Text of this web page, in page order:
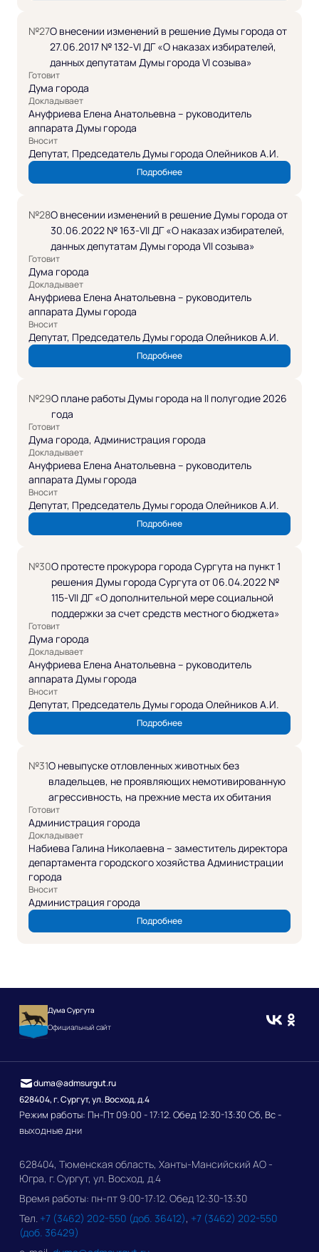
№27О внесении изменений в решение Думы города от
27.06.2017 № 132-VI ДГ «О наказах избирателей,
данных депутатам Думы города VI созыва»
Готовит
Дума города
Докладывает
Ануфриева Елена Анатольевна – руководитель
аппарата Думы города
Вносит
Депутат, Председатель Думы города Олейников А.И.
Подробнее
№28О внесении изменений в решение Думы города от
30.06.2022 № 163-VII ДГ «О наказах избирателей,
данных депутатам Думы города VII созыва»
Готовит
Дума города
Докладывает
Ануфриева Елена Анатольевна – руководитель
аппарата Думы города
Вносит
Депутат, Председатель Думы города Олейников А.И.
Подробнее
№29О плане работы Думы города на II полугодие 2026
года
Готовит
Дума города, Администрация города
Докладывает
Ануфриева Елена Анатольевна – руководитель
аппарата Думы города
Вносит
Депутат, Председатель Думы города Олейников А.И.
Подробнее
№30О протесте прокурора города Сургута на пункт 1
решения Думы города Сургута от 06.04.2022 №
115-VII ДГ «О дополнительной мере социальной
поддержки за счет средств местного бюджета»
Готовит
Дума города
Докладывает
Ануфриева Елена Анатольевна – руководитель
аппарата Думы города
Вносит
Депутат, Председатель Думы города Олейников А.И.
Подробнее
№31О невыпуске отловленных животных без
владельцев, не проявляющих немотивированную
агрессивность, на прежние места их обитания
Готовит
Администрация города
Докладывает
Набиева Галина Николаевна – заместитель директора
департамента городского хозяйства Администрации
города
Вносит
Администрация города
Подробнее
Дума Сургута
Официальный сайт
628404, г. Сургут, ул. Восход, д.4
Режим работы: Пн-Пт 09:00 - 17:12. Обед 12:30-13:30 Сб, Вс -
выходные дни
duma@admsurgut.ru
628404, Тюменская область, Ханты-Мансийский АО -
Югра, г. Сургут, ул. Восход, д.4
Время работы: пн-пт 9:00-17:12. Обед 12:30-13:30
Тел. +7 (3462) 202-550 (доб. 36412), +7 (3462) 202-550
(доб. 36429)